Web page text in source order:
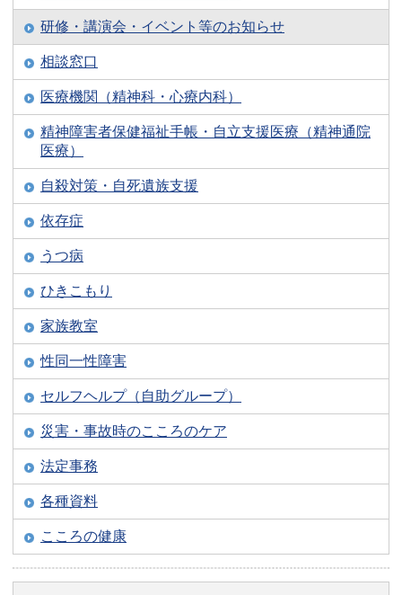
研修・講演会・イベント等のお知らせ
相談窓口
医療機関（精神科・心療内科）
精神障害者保健福祉手帳・自立支援医療（精神通院
医療）
自殺対策・自死遺族支援
依存症
うつ病
ひきこもり
家族教室
性同一性障害
セルフヘルプ（自助グループ）
災害・事故時のこころのケア
法定事務
各種資料
こころの健康